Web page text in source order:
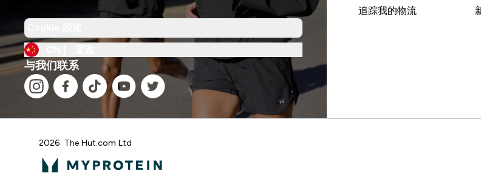
与我们联系
追踪我的物流
2026 The Hut.com Ltd